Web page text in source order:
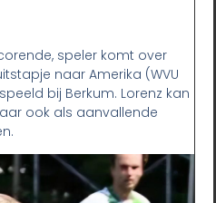
speler komt over
naar Amerika (WVU
bij Berkum. Lorenz kan
ook als aanvallende